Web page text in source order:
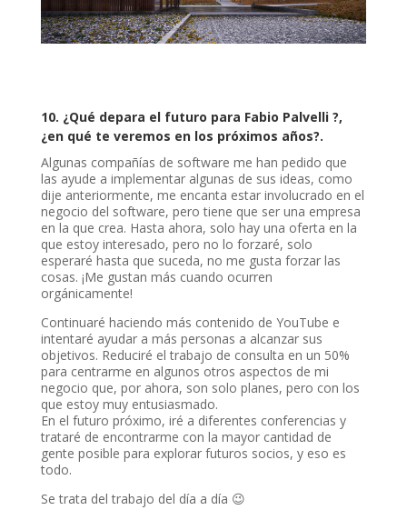
10. ¿Qué depara el futuro para Fabio Palvelli ?,
¿en qué te veremos en los próximos años?.
Algunas compañías de software me han pedido que
las ayude a implementar algunas de sus ideas, como
dije anteriormente, me encanta estar involucrado en el
negocio del software, pero tiene que ser una empresa
en la que crea. Hasta ahora, solo hay una oferta en la
que estoy interesado, pero no lo forzaré, solo
esperaré hasta que suceda, no me gusta forzar las
cosas. ¡Me gustan más cuando ocurren
orgánicamente!
Continuaré haciendo más contenido de YouTube e
intentaré ayudar a más personas a alcanzar sus
objetivos. Reduciré el trabajo de consulta en un 50%
para centrarme en algunos otros aspectos de mi
negocio que, por ahora, son solo planes, pero con los
que estoy muy entusiasmado.
En el futuro próximo, iré a diferentes conferencias y
trataré de encontrarme con la mayor cantidad de
gente posible para explorar futuros socios, y eso es
todo.
Se trata del trabajo del día a día 😉